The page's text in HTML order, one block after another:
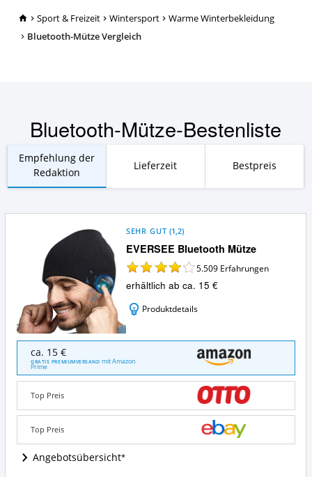
TopRatgeber24.de
Sport & Freizeit Wintersport
Warme Winterbekleidung
Bluetooth-Mütze Vergleich
Bluetooth-Mütze-Bestenliste
Empfehlung der
Redaktion
Lieferzeit Bestpreis
EVERSEE Bluetooth Mütze
SEHR GUT (1,2)
5.509 Erfahrungen
erhältlich ab ca. 15 €
Produktdetails
EVERSEE
Bluetooth
Mütze
Angebote:
ist
Bluetooth-
Mütze
erhältlich?
ca. 15 €
GRATIS PREMIUMVERSAND mit Amazon
Prime
Top Preis
Top Preis
Angebotsübersicht